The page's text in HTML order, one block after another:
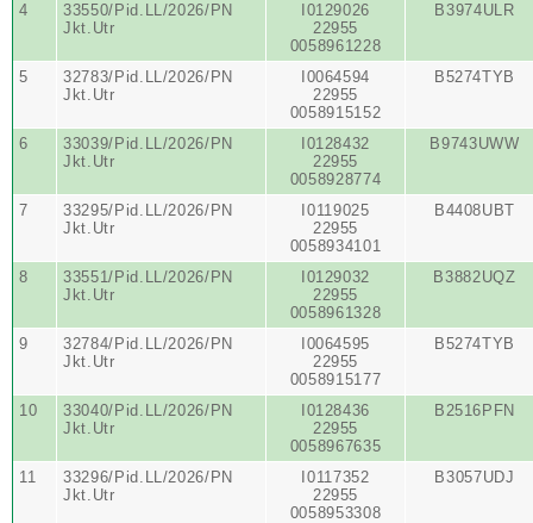
4
33550/Pid.LL/2026/PN
Jkt.Utr
I0129026
22955
0058961228
B3974ULR
5
32783/Pid.LL/2026/PN
Jkt.Utr
I0064594
22955
0058915152
B5274TYB
6
33039/Pid.LL/2026/PN
Jkt.Utr
I0128432
22955
0058928774
B9743UWW
7
33295/Pid.LL/2026/PN
Jkt.Utr
I0119025
22955
0058934101
B4408UBT
8
33551/Pid.LL/2026/PN
Jkt.Utr
I0129032
22955
0058961328
B3882UQZ
9
32784/Pid.LL/2026/PN
Jkt.Utr
I0064595
22955
0058915177
B5274TYB
10
33040/Pid.LL/2026/PN
Jkt.Utr
I0128436
22955
0058967635
B2516PFN
11
33296/Pid.LL/2026/PN
Jkt.Utr
I0117352
22955
0058953308
B3057UDJ